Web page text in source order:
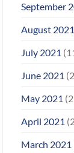
September
August 2021
July 2021
June 2021
May 2021
April 2021
March 2021